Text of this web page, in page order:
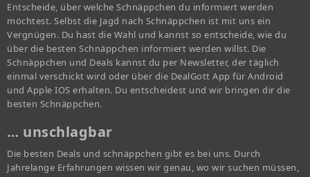
Entscheide, über welche Schnäppchen du informiert werden
möchtest. Selbst die Jagd nach Schnäppchen ist mit uns ein
Vergnügen. Du hast die Wahl und kannst so entscheide, wie du
über die besten Schnäppchen informiert werden willst. Die
Schnäppchen und Deals kannst du per Newsletter, der täglich
einmal verschickt wird oder über die DealGott App für Android
und Apple IOS erhalten. Du entscheidest und wir bringen dir die
besten Schnäppchen.
… unschlagbar
Die besten Deals und schnäppchen gibt es bei uns. Durch
Jahrelange Erfahrungen wissen wir genau, wo wir suchen müssen,